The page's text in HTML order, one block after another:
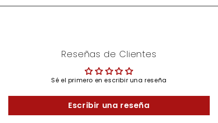
Reseñas de Clientes
Sé el primero en escribir una reseña
Escribir una reseña